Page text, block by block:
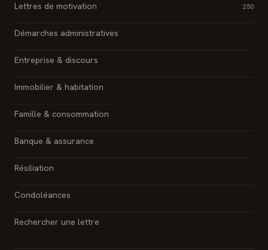
Lettres de motivation 250
Démarches administratives
Entreprise & discours
Immobilier & habitation
Famille & consommation
Banque & assurance
Résiliation
Condoléances
Rechercher une lettre